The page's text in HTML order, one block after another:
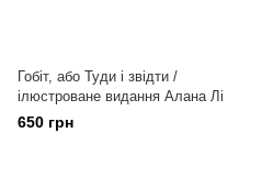
Гобіт, або Туди і звідти /
ілюстроване видання Алана Лі
650 грн